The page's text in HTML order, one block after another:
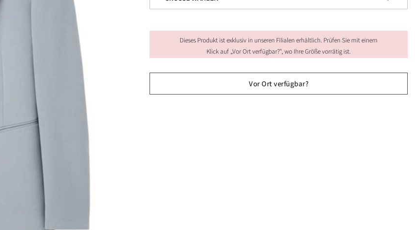
Dieses Produkt ist exklusiv in unseren Filialen erhältlich. Prüfen Sie mit einem
Klick auf „Vor Ort verfügbar?", wo Ihre Größe vorrätig ist.
Vor Ort verfügbar?